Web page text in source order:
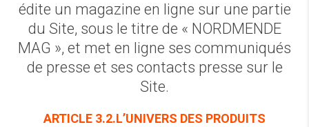
édite un magazine en ligne sur une partie
du Site, sous le titre de « NORDMENDE
MAG », et met en ligne ses communiqués
de presse et ses contacts presse sur le
Site.
ARTICLE 3.2.L’UNIVERS DES PRODUITS